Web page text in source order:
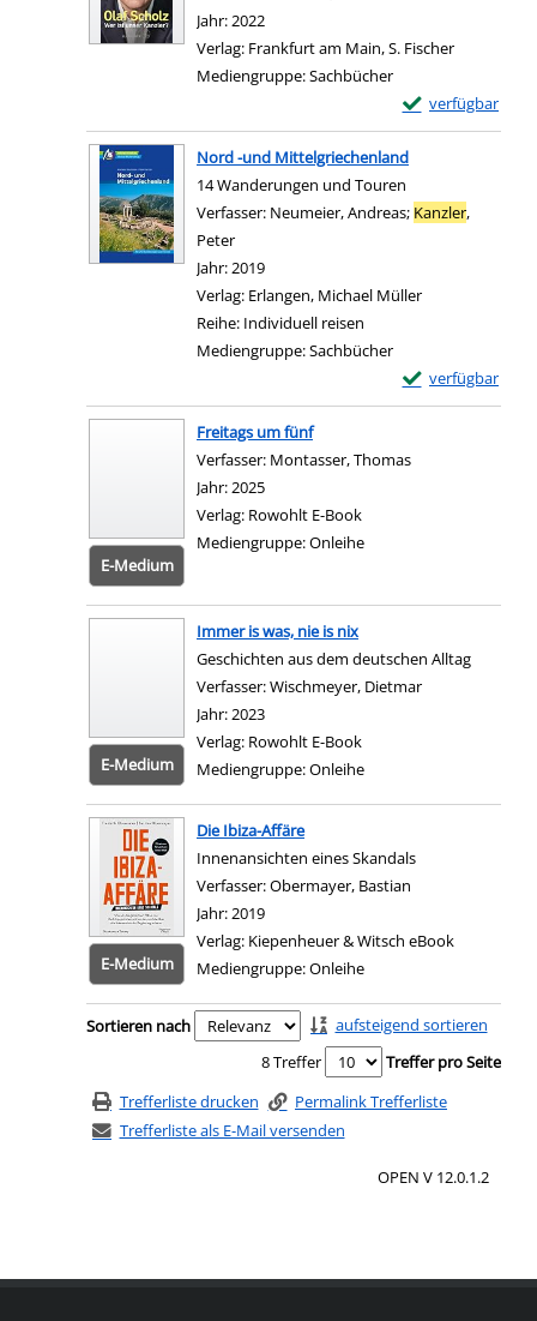
Jahr:2022
Verlag: Frankfurt am Main, S. Fischer
Mediengruppe:Sachbücher
verfügbar
Exemplar-Details
Zum Download
Nord -und Mittelgriechenland
14 Wanderungen und Touren
Verfasser: Neumeier, Andreas; Kanzler,
Peter
Jahr:2019
Verlag: Erlangen, Michael Müller
Reihe: Individuell reisen
Mediengruppe:Sachbücher
verfügbar
Exemplar-
Zum Download
E-Medium
Freitags um fünf
Verfasser: Montasser, Thomas
Jahr:2025
Verlag: Rowohlt E-Book
Mediengruppe:Onleihe
E-Medium
Immer is was, nie is nix
Geschichten aus dem deutschen Alltag
Verfasser:Wischmeyer, Dietmar
Jahr:2023
Verlag: Rowohlt E-Book
Mediengruppe:Onleihe
E-Medium
Die Ibiza-Affäre
Innenansichten eines Skandals
Verfasser:Obermayer, Bastian
Jahr:2019
Verlag: Kiepenheuer & Witsch eBook
Mediengruppe:Onleihe
Zu den Suchfiltern springen
Sortieren nach
aufsteigend sortieren
8 Treffer
Treffer pro Seite
Trefferliste drucken
Permalink Trefferliste
Trefferliste als E-Mail versenden
OPEN V 12.0.1.2